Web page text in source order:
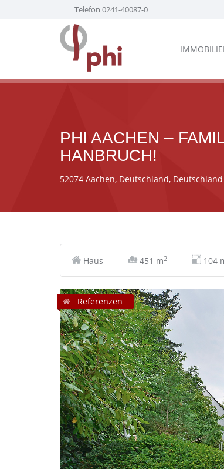
Telefon 0241-40087-0
PHI AACHEN –
HANBRUCH!
52074 Aachen, Deutschland, Deutschland
Haus 451 m2 104
Referenzen